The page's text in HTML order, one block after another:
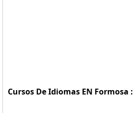
Cursos De Idiomas EN Formosa :